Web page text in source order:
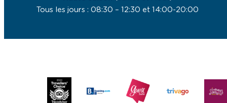
Tous les jours : 08:30 – 12:30 et 14:00-20:00